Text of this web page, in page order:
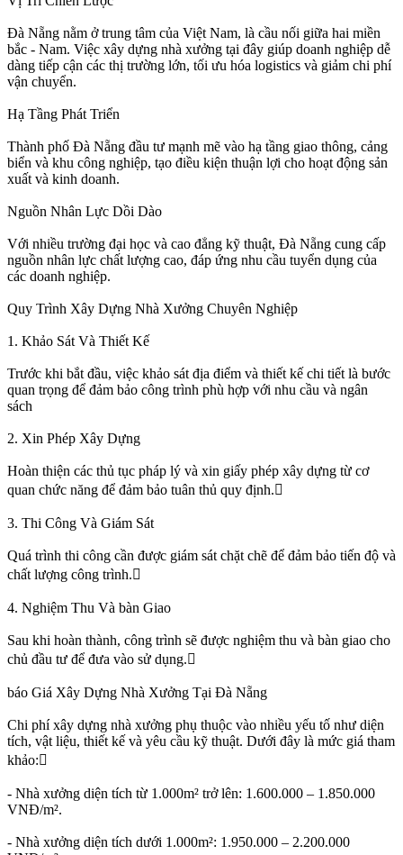
Đà Nẵng nằm ở trung tâm của Việt Nam, là cầu nối giữa hai miền
bắc - Nam. Việc xây dựng nhà xưởng tại đây giúp doanh nghiệp dễ
dàng tiếp cận các thị trường lớn, tối ưu hóa logistics và giảm chi phí
vận chuyển.
Hạ Tầng Phát Triển
Thành phố Đà Nẵng đầu tư mạnh mẽ vào hạ tầng giao thông, cảng
biển và khu công nghiệp, tạo điều kiện thuận lợi cho hoạt động sản
xuất và kinh doanh.
Nguồn Nhân Lực Dồi Dào
Với nhiều trường đại học và cao đẳng kỹ thuật, Đà Nẵng cung cấp
nguồn nhân lực chất lượng cao, đáp ứng nhu cầu tuyển dụng của
các doanh nghiệp.
Quy Trình Xây Dựng Nhà Xưởng Chuyên Nghiệp
1. Khảo Sát Và Thiết Kế
Trước khi bắt đầu, việc khảo sát địa điểm và thiết kế chi tiết là bước
quan trọng để đảm bảo công trình phù hợp với nhu cầu và ngân
sách
2. Xin Phép Xây Dựng
Hoàn thiện các thủ tục pháp lý và xin giấy phép xây dựng từ cơ
quan chức năng để đảm bảo tuân thủ quy định.
3. Thi Công Và Giám Sát
Quá trình thi công cần được giám sát chặt chẽ để đảm bảo tiến độ và
chất lượng công trình.
4. Nghiệm Thu Và bàn Giao
Sau khi hoàn thành, công trình sẽ được nghiệm thu và bàn giao cho
chủ đầu tư để đưa vào sử dụng.
báo Giá Xây Dựng Nhà Xưởng Tại Đà Nẵng
Chi phí xây dựng nhà xưởng phụ thuộc vào nhiều yếu tố như diện
tích, vật liệu, thiết kế và yêu cầu kỹ thuật. Dưới đây là mức giá tham
khảo:
- Nhà xưởng diện tích từ 1.000m² trở lên: 1.600.000 – 1.850.000
VNĐ/m².
- Nhà xưởng diện tích dưới 1.000m²: 1.950.000 – 2.200.000